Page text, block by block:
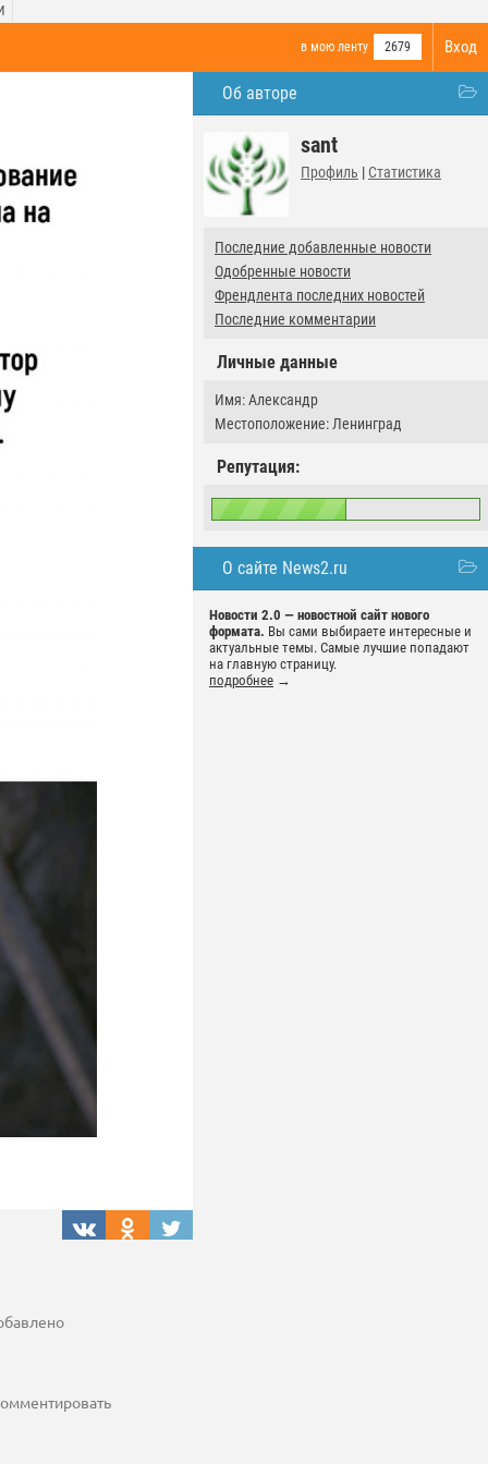
Вход
в мою ленту 2679
Об авторе
sant
Профиль | Статистика
Последние добавленные новости
Одобренные новости
Френдлента последних новостей
Последние комментарии
Личные данные
Имя: Александр
Местоположение: Ленинград
Репутация:
О сайте News2.ru
Новости 2.0 — новостной сайт нового
формата. Вы сами выбираете интересные и
актуальные темы. Самые лучшие попадают
на главную страницу.
подробнее →